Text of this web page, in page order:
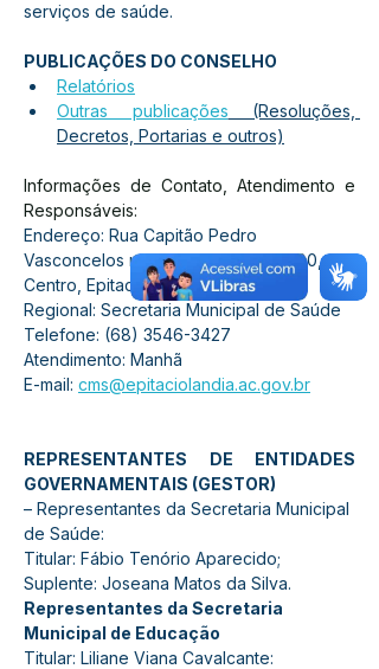
serviços de saúde.
PUBLICAÇÕES DO CONSELHO
Relatórios
Outras publicações (Resoluções,
Decretos, Portarias e outros)
Informações de Contato, Atendimento e
Responsáveis:
Endereço: Rua Capitão Pedro
Vasconcelos nº 257, CEP 69934-000,
Centro, Epitaciolândia
Regional: Secretaria Municipal de Saúde
Telefone: (68) 3546-3427
Atendimento: Manhã
E-mail: cms@epitaciolandia.ac.gov.br
REPRESENTANTES DE ENTIDADES
GOVERNAMENTAIS (GESTOR)
– Representantes da Secretaria Municipal
de Saúde:
Titular: Fábio Tenório Aparecido;
Suplente: Joseana Matos da Silva.
Representantes da Secretaria
Municipal de Educação
Titular: Liliane Viana Cavalcante: